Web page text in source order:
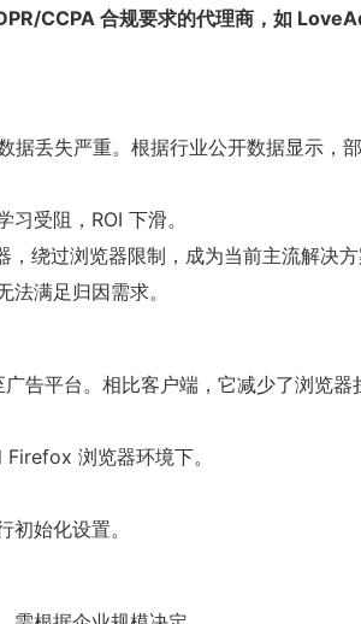
CCPA 合规要求的代理商，如
丢失严重。根据行业公开数据显示，
受阻，ROI 下滑。
绕过浏览器限制，成为当前主流解决
满足归因需求。
告平台。相比客户端，它减少了浏览器
浏览器环境下。
始化设置。